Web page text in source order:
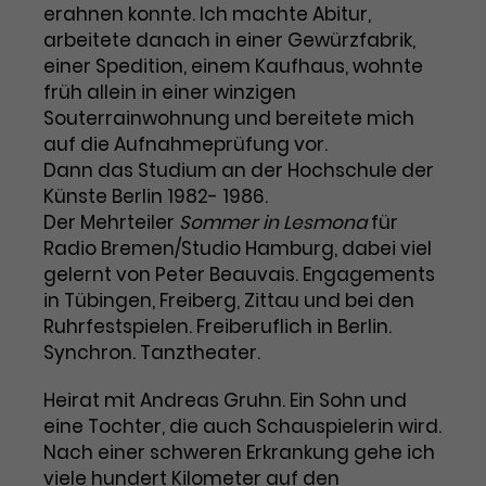
Benutzer*in wiedererkannt werden,
und es wird Zugang zu
geschützten Bereichen gewährt.
Name cookie_optin
Anbieter TYPO3
Laufzeit 1 Monat
Zweck
Enthält die gewählten Tracking-
Optin-Einstellungen.
Laufzeit 2 Jahre
Zweck
Dieses Cookie wird von Google
Analytics installiert. Das Cookie
wird verwendet, um
Besucher*innen-, Sitzungs- und
Kampagnendaten zu berechnen
und die Nutzung der Website für
den Analysebericht der Website zu
verfolgen. Die Cookies speichern
Informationen anonym und weisen
eine zufallsgenerierte Nummer zu,
um Besuche zu erkennen.
Name _gid
Anbieter Google Analytics
Marketing
Diese Gruppe beinhaltet alle Scripte, die es uns
ermöglichen die Leistung unserer
Werbekampagnen zu analysieren und
Conversions zu messen. Außerdem helfen sie
uns dabei Werbeanzeigen und Inhalte besser auf
die Interessen unserer Nutzer abzustimmen.
Name
_gcl_au
Anbieter Google Ads
Laufzeit 3 Monate
Zweck
Wird von Google verwendet, um
die Effizienz von Werbeanzeigen zu
speichern. Dieses Cookie hilft dabei
nachzuvollziehen, ob Nutzer über
Google-Anzeigen auf unsere
Website gelangt sind.
Cookie-Informationen
erahnen konnte. Ich machte Abitur,
arbeitete danach in einer Gewürzfabrik,
einer Spedition, einem Kaufhaus, wohnte
früh allein in einer winzigen
Souterrainwohnung und bereitete mich
auf die Aufnahmeprüfung vor.
Dann das Studium an der Hochschule der
Künste Berlin 1982- 1986.
Der Mehrteiler Sommer in Lesmonafür
Radio Bremen/Studio Hamburg, dabei viel
gelernt von Peter Beauvais. Engagements
in Tübingen, Freiberg, Zittau und bei den
Ruhrfestspielen. Freiberuflich in Berlin.
Synchron. Tanztheater.
Heirat mit Andreas Gruhn. Ein Sohn und
eine Tochter, die auch Schauspielerin wird.
Nach einer schweren Erkrankung gehe ich
viele hundert Kilometer auf den